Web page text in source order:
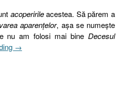
acoperirileacestea. Să părem a
aparenţelor, aşa se numeşte
nu am folosi mai bine Decesul
„Fariseii
→